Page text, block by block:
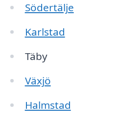
Södertälje
Karlstad
Täby
Växjö
Halmstad